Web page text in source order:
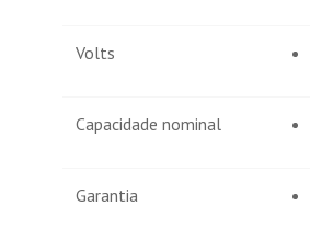
Volts
Capacidade nominal
Garantia